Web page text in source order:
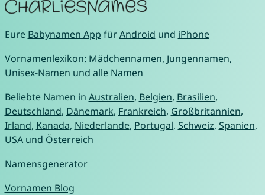
Eure Babynamen App fürAndroid und iPhone
Vornamenlexikon: Mädchennamen, Jungennamen,
Unisex-Namen und alle Namen
Beliebte Namen in Australien, Belgien, Brasilien,
Deutschland, Dänemark, Frankreich, Großbritannien,
Irland, Kanada, Niederlande, Portugal, Schweiz, Spanien,
USAund Österreich
Namensgenerator
Vornamen Blog